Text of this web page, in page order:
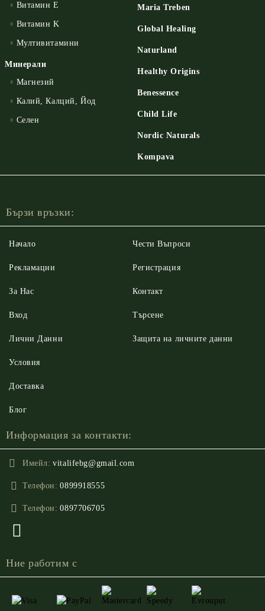
Витамин E
Витамин K
Мултивитамини
Минерали
Магнезий
Калий, Калций, Йод
Селен
Maria Treben
Global Healing
Naturland
Healthy Origins
Benessence
Child Life
Nordic Naturals
Kompava
Бързи връзки:
Начало
Рекламации
За Нас
Вход
Чести Въпроси
Регистрация
Контакт
Търсене
Лични Данни
Условия
Доставка
Блог
Защита на личните данни
Информация за контакти:
Имейл: vitalifebg@gmail.com
Телефон: 0899918555
Телефон: 0897706705
Ние работим с